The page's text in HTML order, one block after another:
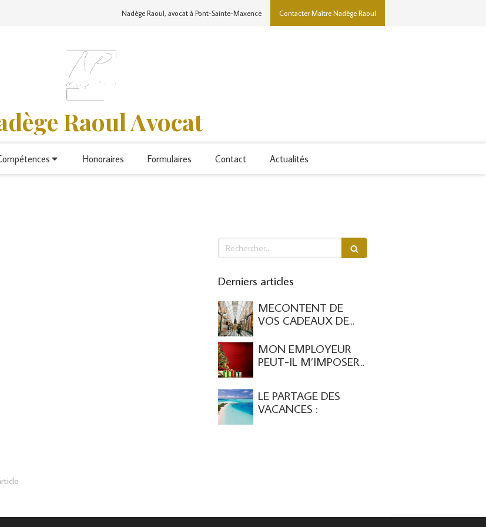
Contacter Maître Nadège Raoul
Nadège Raoul, avocat à Pont-Sainte-Maxence
Raoul Avocat
Honoraires Formulaires Contact Actualités
Rechercher
Derniers articles
MECONTENT DE
VOS CADEAUX DE
MON EMPLOYEUR
PEUT-IL M’IMPOSER
LE PARTAGE DES
VACANCES :